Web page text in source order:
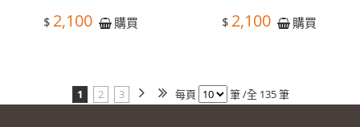
$ 2,100 購買 $ 2,100 購買
1 2 3 每頁 筆 /全 135 筆